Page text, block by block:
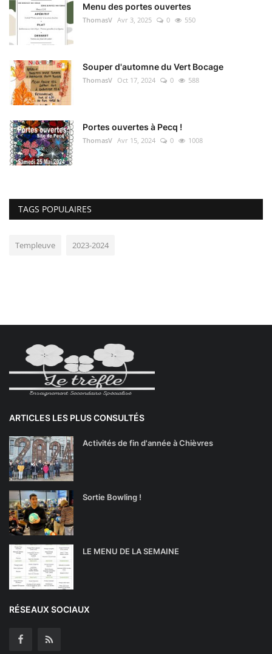
Menu des portes ouvertes
ThomasV Avr 3, 2025 0 550
Souper d'automne du Vert Bocage
ThomasV Oct 17, 2024 0 588
Portes ouvertes à Pecq !
ThomasV Avr 15, 2024 0 1008
TAGS POPULAIRES
Templeuve 2023-2024
ARTICLES LES PLUS CONSULTÉS
Activités de fin d'année à Chièvres
Sortie Bowling !
LE MENU DE LA SEMAINE
RÉSEAUX SOCIAUX